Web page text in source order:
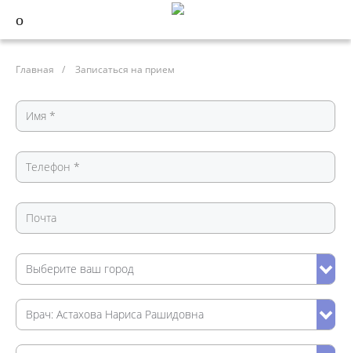
Главная / Записаться на прием